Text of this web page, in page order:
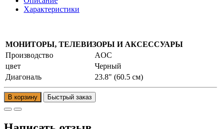
Характеристики
МОНИТОРЫ, ТЕЛЕВИЗОРЫ И АКСЕССУАРЫ
Производство
AOC
цвет
Черный
Диагональ
23.8" (60.5 см)
В корзину